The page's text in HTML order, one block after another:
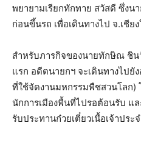
พยายามเรียกทักทาย สวัสดี ซึ่ง
ก่อนขึ้นรถ เพื่อเดินทางไป จ.เชีย
สำหรับภารกิจของนายทักษิณ ชิน
แรก อดีตนายกฯ จะเดินทางไปยั
ที่ใช้จัดงานมหกรรมพืชสวนโลก)
นักการเมืองพื้นที่ไปรอต้อนรับ แ
รับประทานก๋วยเตี๋ยวเนื้อเจ้าประ